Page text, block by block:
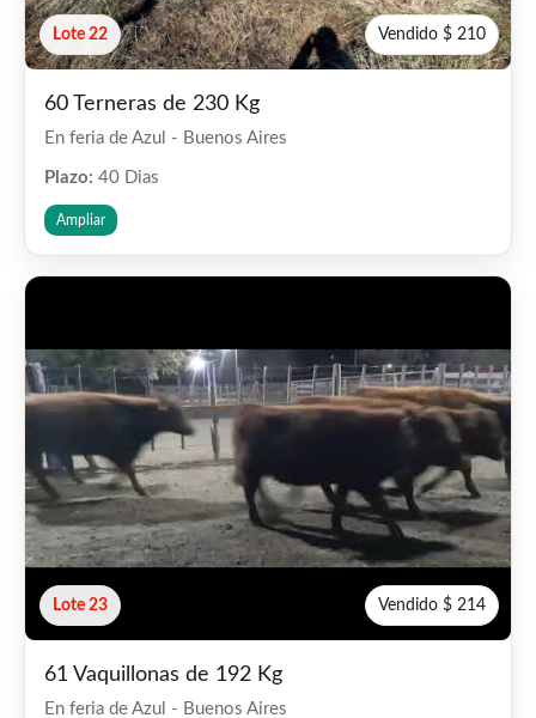
Lote 22 Vendido $ 210
60 Terneras de 230 Kg
En feria de Azul - Buenos Aires
Plazo: 40 Dias
Ampliar
Lote 23 Vendido $ 214
61 Vaquillonas de 192 Kg
En feria de Azul - Buenos Aires